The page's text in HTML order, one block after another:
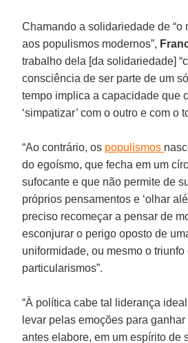
Chamando a solidariedade de “o
aos populismos modernos”,
trabalho dela [da solidariedade]
consciência de ser parte de um
tempo implica a capacidade que
‘simpatizar’ com o outro e com o
“Ao contrário, os populismos
do egoísmo, que fecha em um
sufocante e que não permite de
próprios pensamentos e ‘olhar
preciso recomeçar a pensar de
esconjurar o perigo oposto de
uniformidade, ou mesmo o triunfo
particularismos”.
“À política cabe tal liderança
levar pelas emoções para
antes elabore, em um espírito de